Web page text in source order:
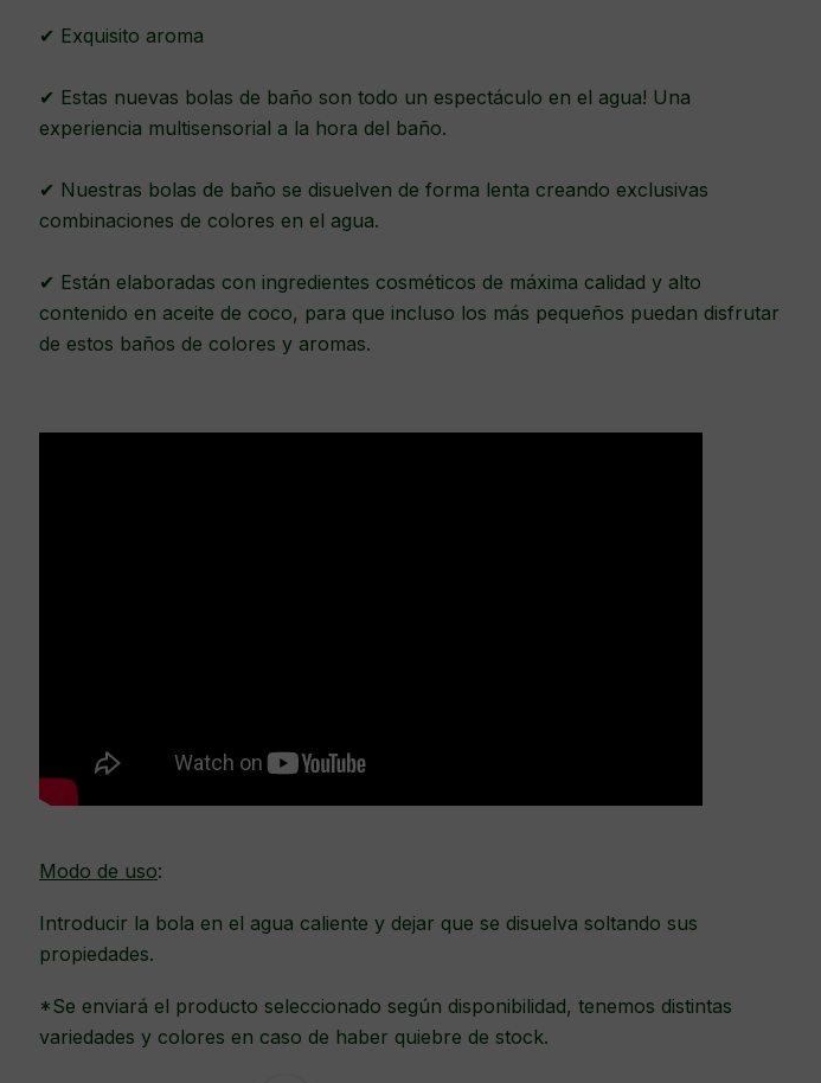
✔ Exquisito aroma
✔ Estas nuevas bolas de baño son todo un espectáculo en el agua! Una
experiencia multisensorial a la hora del baño.
✔ Nuestras bolas de baño se disuelven de forma lenta creando exclusivas
combinaciones de colores en el agua.
✔ Están elaboradas con ingredientes cosméticos de máxima calidad y alto
contenido en aceite de coco, para que incluso los más pequeños puedan disfrutar
de estos baños de colores y aromas.
Modo de uso:
Introducir la bola en el agua caliente y dejar que se disuelva soltando sus
propiedades.
*Se enviará el producto seleccionado según disponibilidad, tenemos distintas
variedades y colores en caso de haber quiebre de stock.